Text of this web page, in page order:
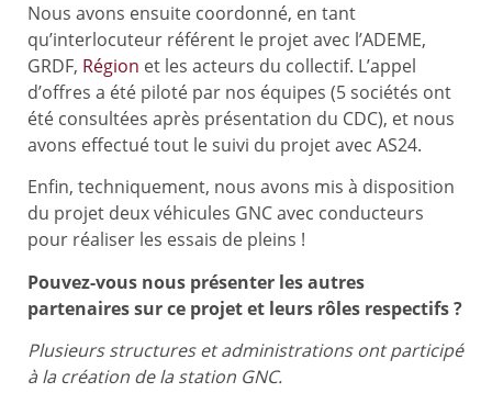
Nous avons ensuite coordonné, en tant
qu’interlocuteur référent le projet avec l’ADEME,
GRDF, Région et les acteurs du collectif. L’appel
d’offres a été piloté par nos équipes (5 sociétés ont
été consultées après présentation du CDC), et nous
avons effectué tout le suivi du projet avec AS24.
Enfin, techniquement, nous avons mis à disposition
du projet deux véhicules GNC avec conducteurs
pour réaliser les essais de pleins !
Pouvez-vous nous présenter les autres
partenaires sur ce projet et leurs rôles respectifs ?
Plusieurs structures et administrations ont participé
à la création de la station GNC.